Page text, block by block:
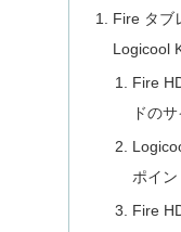
Fire タブ
Logicool
Fire
ドの
ポイン
Fire